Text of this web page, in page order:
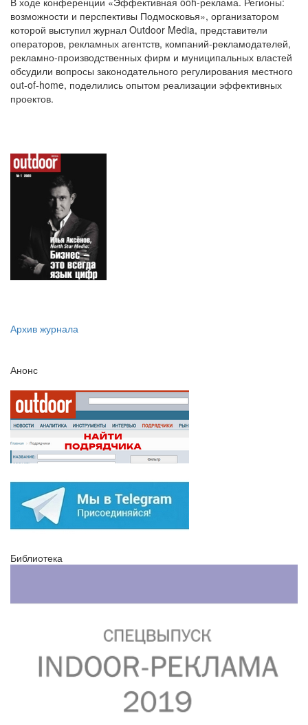
возможности и перспективы Подмосковья», организатором
которой выступил журнал Outdoor Media, представители
операторов, рекламных агентств, компаний-рекламодателей,
рекламно-производственных фирм и муниципальных властей
обсудили вопросы законодательного регулирования местного
out-of-home, поделились опытом реализации эффективных
проектов.
Архив журнала
Анонс
Библиотека